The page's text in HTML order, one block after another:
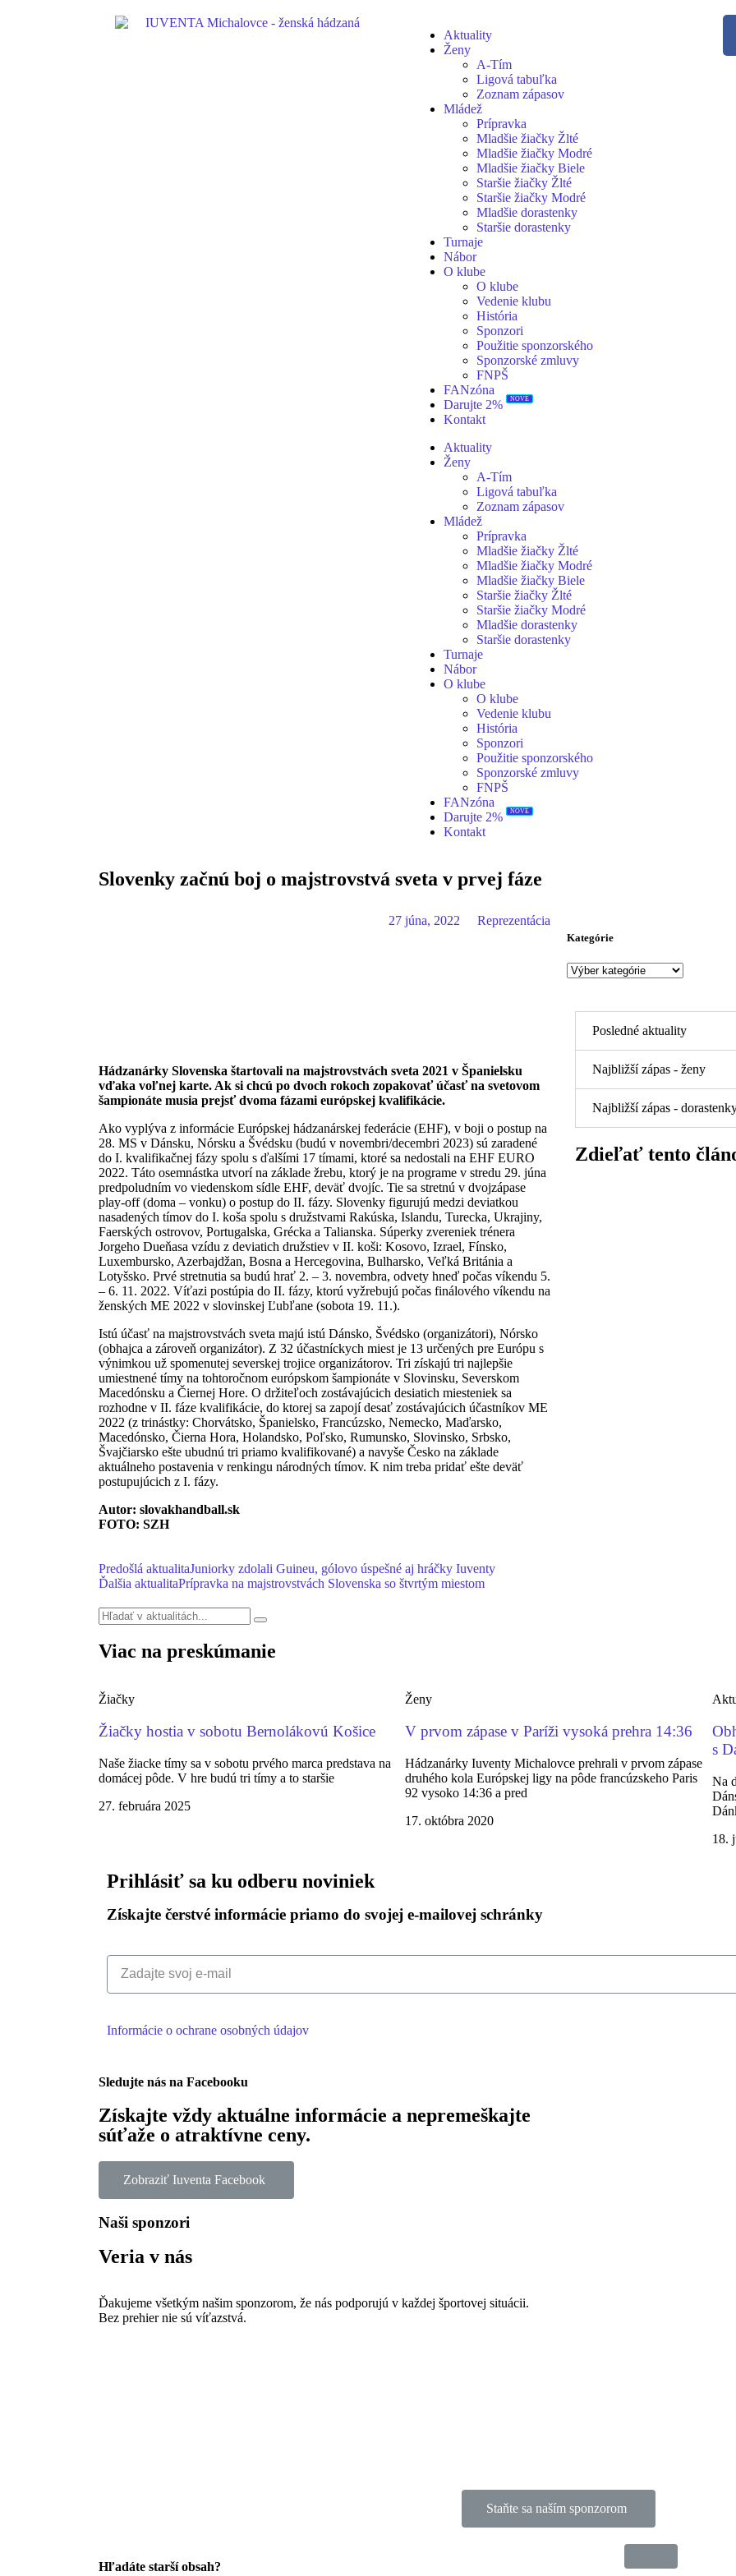
Aktuality
Ženy
A-Tím
Ligová tabuľka
Zoznam zápasov
Mládež
Prípravka
Mladšie žiačky Žlté
Mladšie žiačky Modré
Mladšie žiačky Biele
Staršie žiačky Žlté
Staršie žiačky Modré
Mladšie dorastenky
Staršie dorastenky
Turnaje
Nábor
O klube
O klube
Vedenie klubu
História
Sponzori
Použitie sponzorského
Sponzorské zmluvy
FNPŠ
FANzóna
Darujte 2%
NOVÉ
Kontakt
Aktuality
Ženy
A-Tím
Ligová tabuľka
Zoznam zápasov
Mládež
Prípravka
Mladšie žiačky Žlté
Mladšie žiačky Modré
Mladšie žiačky Biele
Staršie žiačky Žlté
Staršie žiačky Modré
Mladšie dorastenky
Staršie dorastenky
Turnaje
Nábor
O klube
O klube
Vedenie klubu
História
Sponzori
Použitie sponzorského
Sponzorské zmluvy
FNPŠ
FANzóna
Darujte 2%
NOVÉ
Kontakt
Slovenky začnú boj o majstrovstvá sveta v prvej fáze
27 júna, 2022 Reprezentácia
Kategórie
Hádzanárky Slovenska štartovali na majstrovstvách sveta 2021 v Španielsku
vďaka voľnej karte. Ak si chcú po dvoch rokoch zopakovať účasť na svetovom
šampionáte musia prejsť dvoma fázami európskej kvalifikácie.
Ako vyplýva z informácie Európskej hádzanárskej federácie (EHF), v boji o postup na
28. MS v Dánsku, Nórsku a Švédsku (budú v novembri/decembri 2023) sú zaradené
do I. kvalifikačnej fázy spolu s ďalšími 17 tímami, ktoré sa nedostali na EHF EURO
2022. Táto osemnástka utvorí na základe žrebu, ktorý je na programe v stredu 29. júna
predpoludním vo viedenskom sídle EHF, deväť dvojíc. Tie sa stretnú v dvojzápase
play-off (doma – vonku) o postup do II. fázy. Slovenky figurujú medzi deviatkou
nasadených tímov do I. koša spolu s družstvami Rakúska, Islandu, Turecka, Ukrajiny,
Faerských ostrovov, Portugalska, Grécka a Talianska. Súperky zvereniek trénera
Jorgeho Dueňasa vzídu z deviatich družstiev v II. koši: Kosovo, Izrael, Fínsko,
Luxembursko, Azerbajdžan, Bosna a Hercegovina, Bulharsko, Veľká Británia a
Lotyšsko. Prvé stretnutia sa budú hrať 2. – 3. novembra, odvety hneď počas víkendu 5.
– 6. 11. 2022. Víťazi postúpia do II. fázy, ktorú vyžrebujú počas finálového víkendu na
ženských ME 2022 v slovinskej Ľubľane (sobota 19. 11.).
Istú účasť na majstrovstvách sveta majú istú Dánsko, Švédsko (organizátori), Nórsko
(obhajca a zároveň organizátor). Z 32 účastníckych miest je 13 určených pre Európu s
výnimkou už spomenutej severskej trojice organizátorov. Tri získajú tri najlepšie
umiestnené tímy na tohtoročnom európskom šampionáte v Slovinsku, Severskom
Macedónsku a Čiernej Hore. O držiteľoch zostávajúcich desiatich miesteniek sa
rozhodne v II. fáze kvalifikácie, do ktorej sa zapojí desať zostávajúcich účastníkov ME
2022 (z trinástky: Chorvátsko, Španielsko, Francúzsko, Nemecko, Maďarsko,
Macedónsko, Čierna Hora, Holandsko, Poľsko, Rumunsko, Slovinsko, Srbsko,
Švajčiarsko ešte ubudnú tri priamo kvalifikované) a navyše Česko na základe
aktuálneho postavenia v renkingu národných tímov. K nim treba pridať ešte deväť
postupujúcich z I. fázy.
Autor: slovakhandball.sk
FOTO: SZH
Posledné aktuality
Najbližší zápas - ženy
Najbližší zápas -
Zdieľať tento
Predošlá aktualitaJuniorky zdolali Guineu, gólovo úspešné aj hráčky Iuventy
Ďalšia aktualitaPrípravka na majstrovstvách Slovenska so štvrtým miestom
Viac na preskúmanie
Žiačky
Žiačky hostia v sobotu Bernolákovú Košice
Naše žiacke tímy sa v sobotu prvého marca predstava na
domácej pôde. V hre budú tri tímy a to staršie
27. februára 2025
Ženy
V prvom zápase v Paríži vysoká prehra 14:36
Hádzanárky Iuventy Michalovce prehrali v prvom zápase
druhého kola Európskej ligy na pôde francúzskeho Paris
92 vysoko 14:36 a pred
17. októbra 2020
s
Na
18.
Prihlásiť sa ku odberu noviniek
Získajte čerstvé informácie priamo do svojej e-mailovej schránky
Informácie o ochrane osobných údajov
Sledujte nás na Facebooku
Získajte vždy aktuálne informácie a nepremeškajte
súťaže o atraktívne ceny.
Zobraziť Iuventa Facebook
Naši sponzori
Veria v nás
Ďakujeme všetkým našim sponzorom, že nás podporujú v každej športovej situácii.
Bez prehier nie sú víťazstvá.
Staňte sa naším sponzorom
Hľadáte starší obsah?